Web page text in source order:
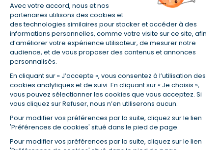
Avec votre accord, nous et nos
partenaires utilisons des cookies et
des technologies similaires pour stocker et accéder à des
informations personnelles, comme votre visite sur ce site, afin
d’améliorer votre expérience utilisateur, de mesurer notre
audience, et de vous proposer des contenus et annonces
personnalisés.
En cliquant sur « J’accepte », vous consentez à l’utilisation des
cookies analytiques et de suivi. En cliquant sur « Je choisis »,
vous pouvez sélectionner les cookies que vous acceptez. Si
vous cliquez sur Refuser, nous n’en utiliserons aucun.
Pour modifier vos préférences par la suite, cliquez sur le lien
'Préférences de cookies' situé dans le pied de page.
Pour modifier vos préférences par la suite, cliquez sur le lien
(2) Économie de 65 % pour l'assurance d'un prêt amortissable de 330
457,23 € à 0,90 % sur 19,5 ans, accordé à un salarié non cadre assuré à
100 % (décès, PTIA, IPP, ITT, IPP) âgé de 36 ans fumeur et une personne
salariée non cadre assurée à 100 % (décès, PTIA, IPP, ITT, IPP) âgée de 35
ans et non-fumeur, tous deux sans risque médical connu. Au
14/07/2019, coût de l'assurance proposée par la banque 179,08 €/mois
en moyenne contre 64,60 €/mois en moyenne au 14/07/2022 avec
Empruntis.com (TAEA : 0,44 %, coût total de l'assurance : 15 117,65 €).
(3) Taux minimum pour un crédit consommation d'un montant fixé entre
5 000 et 20 000 euros, selon profil et durée.
(4) La diminution du montant des mensualités entraîne l'allongement
de la durée de remboursement ainsi que la hausse du coût total du
(5) Banques de réseau, mutualistes, spécialisées, directions
régionales, organismes de crédit selon votre profil et votre demande.
Mutuelles, compagnies et courtiers d'assurances. Selon votre profil et
votre demande.